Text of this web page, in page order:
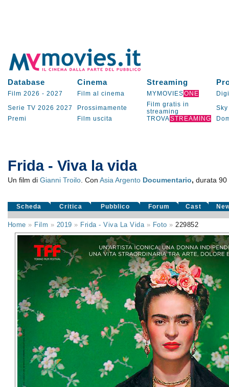
Database Cinema Streaming
Film 2026 - 2027 Film al cinema MYMOVIESONE
Serie TV 2026 2027 Prossimamente
Film gratis in
streaming
Sky
Premi
Film uscita TROVASTREAMING
Frida - Viva la vida
Un film di Gianni Troilo. Con Asia Argento Documentario, durata
Scheda Critica Pubblico Forum Cast
Home » Film » 2019 » Frida - Viva La Vida» Foto »229852